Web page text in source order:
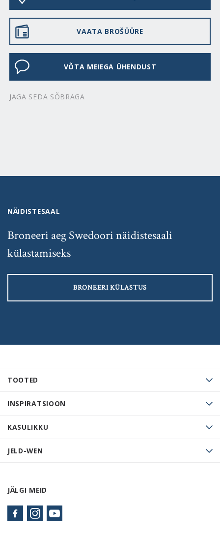
VAATA BROŠÜÜRE
VÕTA MEIEGA ÜHENDUST
JAGA SEDA SÕBRAGA
TOOTED
INSPIRATSIOON
KASULIKKU
JELD-WEN
JÄLGI MEID
NÄIDISTESAAL
Broneeri aeg Swedoori näidistesaali
külastamiseks
BRONEERI KÜLASTUS